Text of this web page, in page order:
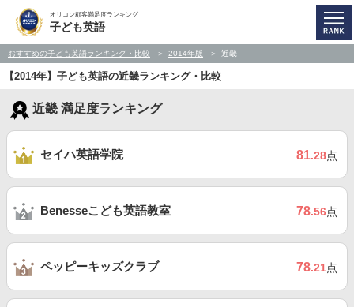
オリコン顧客満足度ランキング
子ども英語
おすすめの子ども英語ランキング・比較 2014年版 近畿
【2014年】子ども英語の近畿ランキング・比較
近畿 満足度ランキング
セイハ英語学院 81.28点
Benesseこども英語教室 78.56点
ペッピーキッズクラブ 78.21点